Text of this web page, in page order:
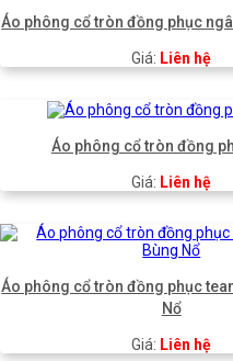
Áo phông cổ tròn đồng phục
Giá: Liên hệ
Áo phông cổ tròn đồng
Giá: Liên hệ
Áo phông cổ tròn đồng phục
Nổ
Giá: Liên hệ